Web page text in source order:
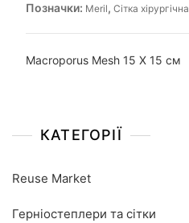
Позначки: Meril, Сітка хірургічна
Macroporus Mesh 15 X 15 cм
КАТЕГОРІЇ
Reuse Market
Герніостеплери та сітки